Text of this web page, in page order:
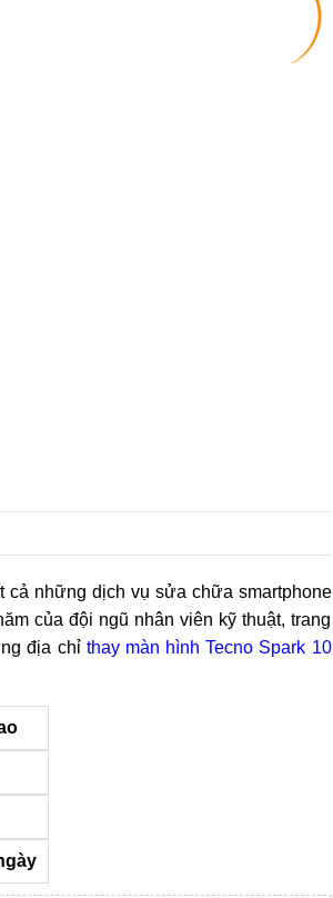
cả những dịch vụ sửa chữa smartphone
của đội ngũ nhân viên kỹ thuật, trang
địa chỉ thay màn hình Tecno Spark 10